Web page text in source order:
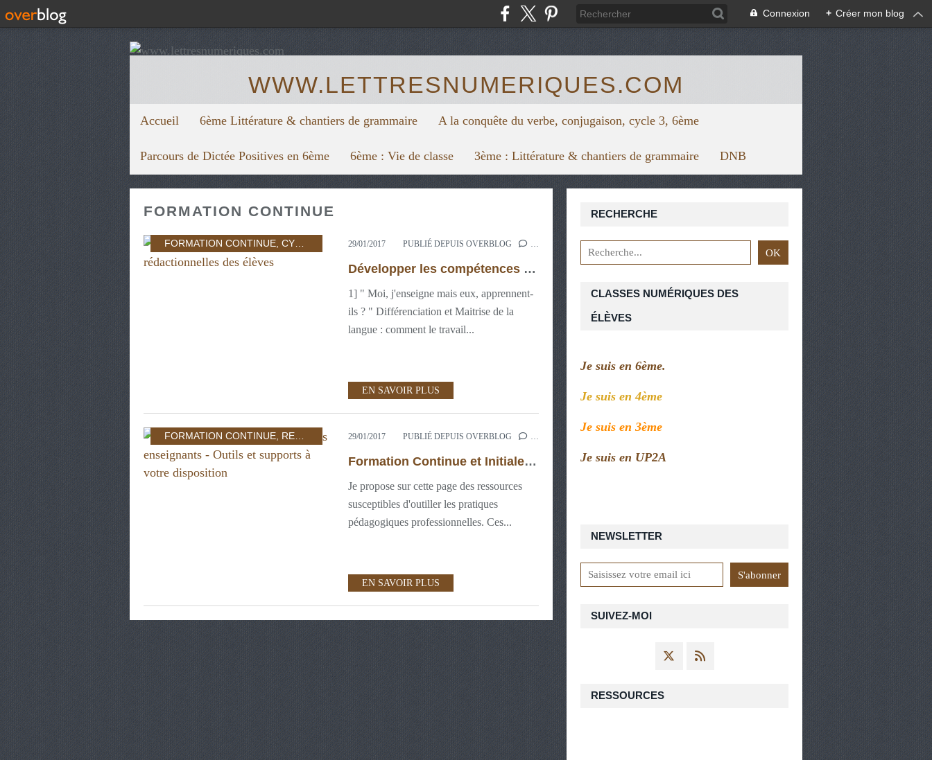
Connexion + Créer mon blog
WWW.LETTRESNUMERIQUES.COM
Accueil 6ème Littérature & chantiers de grammaire A la conquête du verbe, conjugaison, cycle 3, 6ème
Parcours de Dictée Positives en 6ème 6ème : Vie de classe 3ème : Littérature & chantiers de grammaire DNB
FORMATION CONTINUE
FORMATION CONTINUE, CYCLE 3 29/01/2017 PUBLIÉ DEPUIS OVERBLOG …
Développer les compétences rédactionnelles des élèves
1] " Moi, j'enseigne mais eux, apprennent-
ils ? " Différenciation et Maitrise de la
langue : comment le travail...
EN SAVOIR PLUS
FORMATION CONTINUE, RESSOURCES CÔTÉ PROF 29/01/2017 PUBLIÉ DEPUIS OVERBLOG …
Formation Continue et Initiale des enseignants - Outils et supports à votre disposition
Je propose sur cette page des ressources
susceptibles d'outiller les pratiques
pédagogiques professionnelles. Ces...
EN SAVOIR PLUS
NEWSLETTER
SUIVEZ-MOI
RECHERCHE
CLASSES NUMÉRIQUES DES
ÉLÈVES
Je suis en 6ème.
Je suis en 4ème
Je suis en 3ème
Je suis en UP2A
RESSOURCES
https://view.genial.ly/5f67624879626a0d7128f1bc/horizontal-